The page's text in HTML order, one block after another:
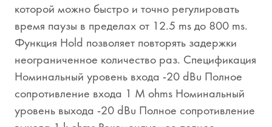
которой можно быстро и точно регулировать
время паузы в пределах от 12.5 ms до 800 ms.
Функция Hold позволяет повторять задержки
неограниченное количество раз. Спецификация
Номинальный уровень входа -20 dBu Полное
сопротивление входа 1 M ohms Номинальный
уровень выхода -20 dBu Полное сопротивление